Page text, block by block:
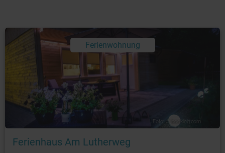
Ferienwohnung
Foto: © booking.com
Ferienhaus Am Lutherweg